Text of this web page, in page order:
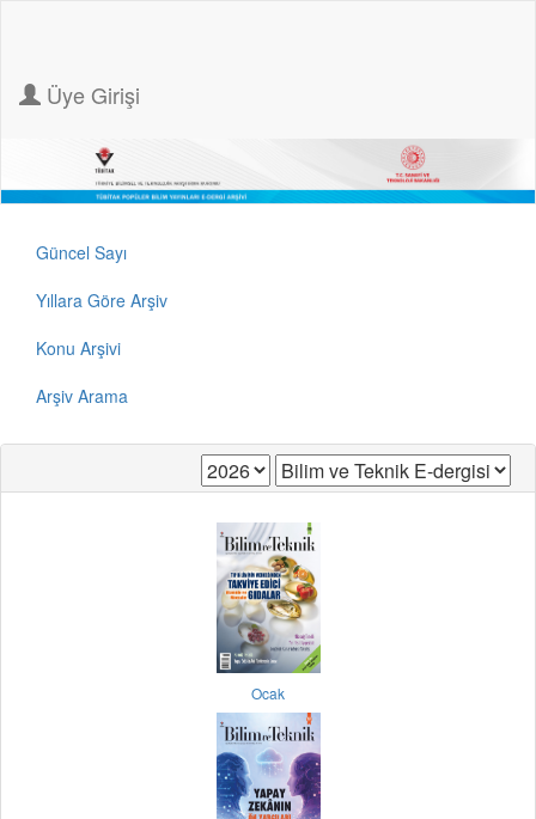
Üye Girişi
Güncel Sayı
Yıllara Göre Arşiv
Konu Arşivi
Arşiv Arama
Ocak